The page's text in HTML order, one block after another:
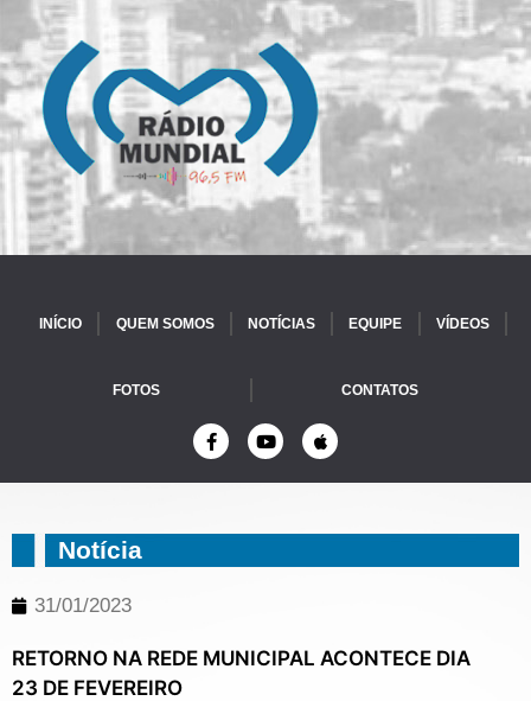
INÍCIO QUEM SOMOS NOTÍCIAS EQUIPE VÍDEOS
FOTOS CONTATOS
Notícia
31/01/2023
RETORNO NA REDE MUNICIPAL ACONTECE DIA
23 DE FEVEREIRO